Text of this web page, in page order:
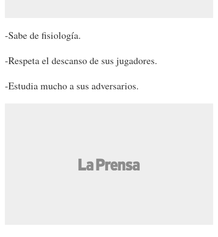
-Sabe de fisiología.
-Respeta el descanso de sus jugadores.
-Estudia mucho a sus adversarios.